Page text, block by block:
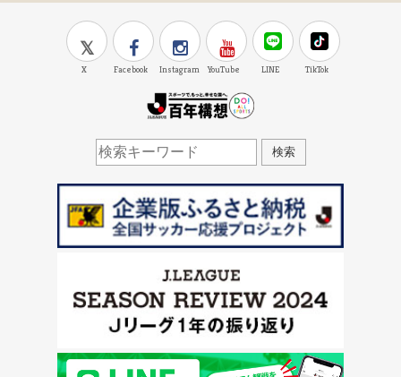
X Facebook Instagram YouTube LINE TikTok
検索